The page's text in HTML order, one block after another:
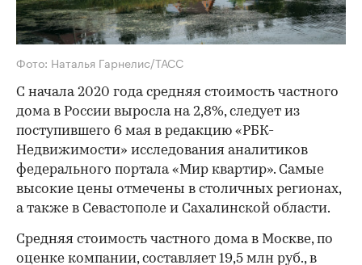
Фото: Наталья Гарнелис/ТАСС
С начала 2020 года средняя стоимость частного
дома в России выросла на 2,8%, следует из
поступившего 6 мая в редакцию «РБК-
Недвижимости» исследования аналитиков
федерального портала «Мир квартир». Самые
высокие цены отмечены в столичных регионах,
а также в Севастополе и Сахалинской области.
Средняя стоимость частного дома в Москве, по
оценке компании, составляет 19,5 млн руб., в